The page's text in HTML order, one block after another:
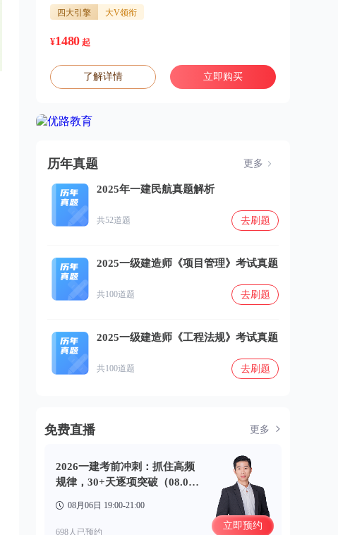
四大引擎 大V领衔
¥1480 起
了解详情 立即购买
历年真题 更多
2025年一建民航真题解析
共52道题 去刷题
2025一级建造师《项目管理》考试真题
共100道题 去刷题
2025一级建造师《工程法规》考试真题
共100道题 去刷题
免费直播 更多
2026一建考前冲刺：抓住高频
规律，30+天逐项突破（08.0
08月06日 19:00-21:00
698人已预约
立即预约